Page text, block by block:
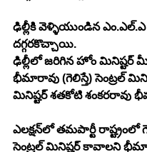
ఢిల్లీకి వెళ్ళియుండిన
దగ్గరకొచ్చాయి.
ఢిల్లీలో జరిగిన హోం మినిష్టర్
భీమారావు (గెలిస్తే) సెంట్రల్
మినిష్టర్ శతకోటి శంకరరావు
ఎలక్షన్‍లో తమపార్టీ
సెంట్రల్ మినిష్టర్ కావాలని